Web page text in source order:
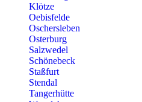
Klötze
Oebisfelde
Oschersleben
Osterburg
Salzwedel
Schönebeck
Staßfurt
Stendal
Tangerhütte